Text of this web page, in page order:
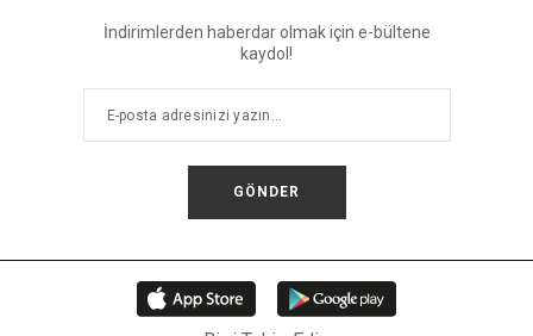
İndirimlerden haberdar olmak için e-bültene
kaydol!
GÖNDER